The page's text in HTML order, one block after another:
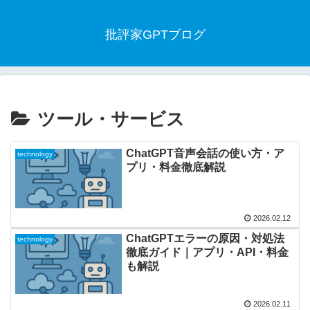
批評家GPTブログ
ツール・サービス
technology
ChatGPT音声会話の使い方・ア
プリ・料金徹底解説
2026.02.12
technology
ChatGPTエラーの原因・対処法
徹底ガイド｜アプリ・API・料金
も解説
2026.02.11